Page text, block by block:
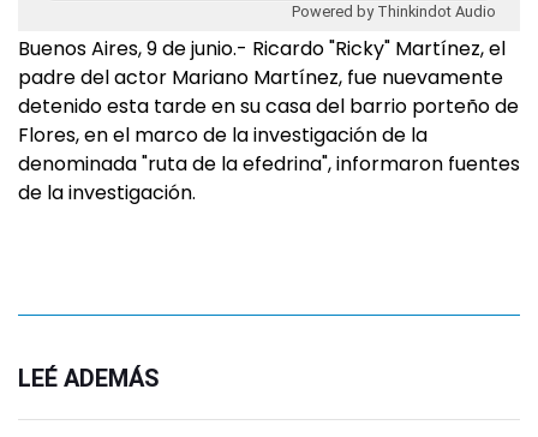
Powered by Thinkindot Audio
Buenos Aires, 9 de junio.- Ricardo "Ricky" Martínez, el
padre del actor Mariano Martínez, fue nuevamente
detenido esta tarde en su casa del barrio porteño de
Flores, en el marco de la investigación de la
denominada "ruta de la efedrina", informaron fuentes
de la investigación.
LEÉ ADEMÁS